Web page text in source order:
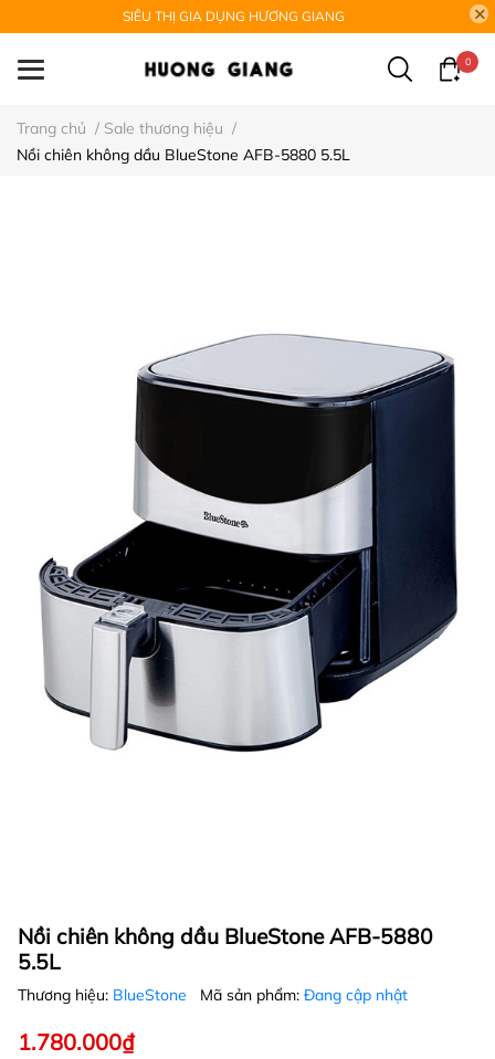
SIÊU THỊ GIA DỤNG HƯƠNG GIANG
0
Trang chủ / Sale thương hiệu /
Nồi chiên không dầu BlueStone AFB-5880 5.5L
Nồi chiên không dầu BlueStone AFB-5880
5.5L
Thương hiệu: BlueStone Mã sản phẩm: Đang cập nhật
1.780.000₫